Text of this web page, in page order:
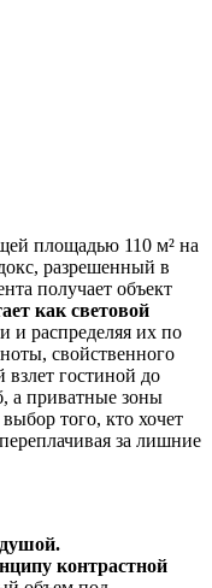
площадью 110 м² на
разрешенный в
получает объект
как световой
и распределяя их по
свойственного
гостиной до
а приватные зоны
того, кто хочет
за лишние
контрастной